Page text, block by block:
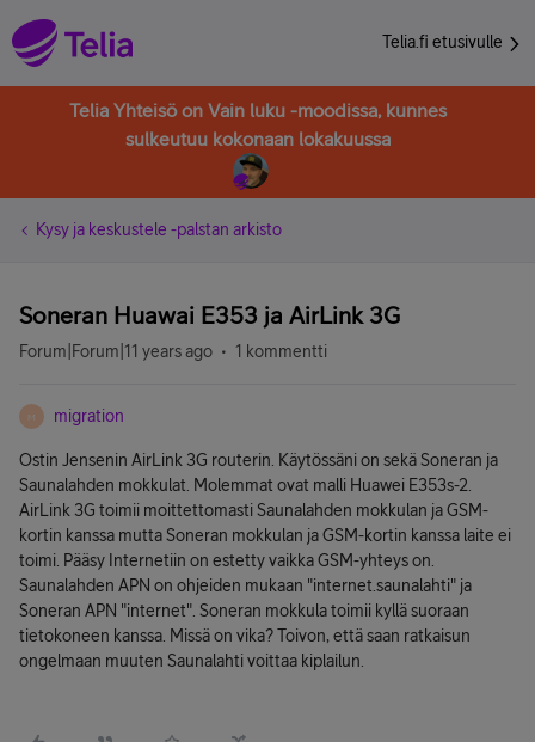
Telia.fi etusivulle
Telia Yhteisö on Vain luku -moodissa, kunnes
sulkeutuu kokonaan lokakuussa
Kysy ja keskustele -palstan arkisto
Soneran Huawai E353 ja AirLink 3G
Forum|Forum|11 years ago 1 kommentti
M migration
Ostin Jensenin AirLink 3G routerin. Käytössäni on sekä Soneran ja
Saunalahden mokkulat. Molemmat ovat malli Huawei E353s-2.
AirLink 3G toimii moittettomasti Saunalahden mokkulan ja GSM-
kortin kanssa mutta Soneran mokkulan ja GSM-kortin kanssa laite ei
toimi. Pääsy Internetiin on estetty vaikka GSM-yhteys on.
Saunalahden APN on ohjeiden mukaan "internet.saunalahti" ja
Soneran APN "internet". Soneran mokkula toimii kyllä suoraan
tietokoneen kanssa. Missä on vika? Toivon, että saan ratkaisun
ongelmaan muuten Saunalahti voittaa kiplailun.